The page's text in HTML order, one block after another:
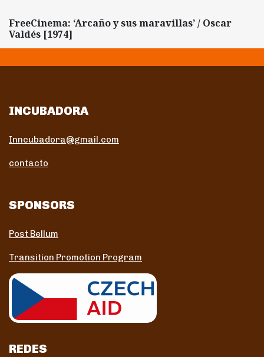
FreeCinema: ‘Arcaño y sus maravillas’ / Oscar
Valdés [1974]
INCUBADORA
Inncubadora@gmail.com
contacto
SPONSORS
Post Bellum
Transition Promotion Program
REDES